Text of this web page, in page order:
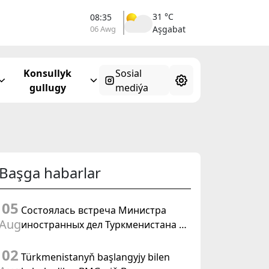
08:35
06 Awg
31 °C
Aşgabat
Konsullyk
gullugy
Sosial
mediýa
Başga habarlar
05 Состоялась встреча Министра
иностранных дел Туркменистана с
02 Türkmenistanyň başlangyjy bilen